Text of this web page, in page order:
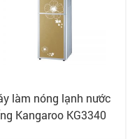
làm nóng lạnh nước
Kangaroo KG3340